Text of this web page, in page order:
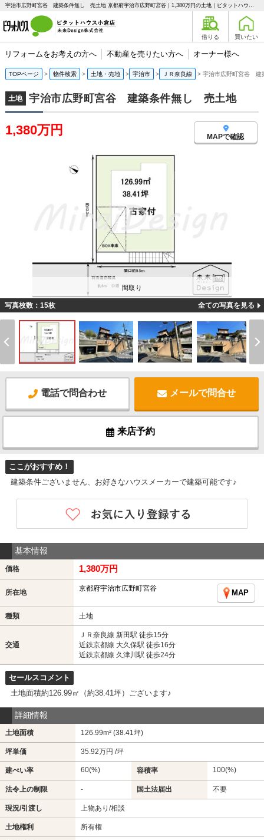
宇治市広野町宮谷 建築条件無し 売土地 京都府宇治市広野町宮谷｜1,380万円の土地｜ピタットハウス小倉店 未来Design株式会社
借りる 買いたい
リフォームをお考えの方へ 不動産を売りたい方へ オーナー様へ
TOPページ 物件検索 土地・売地 宇治市 ＪＲ奈良線 宇治市広野町宮谷 建
土地 宇治市広野町宮谷 建築条件無し 売土地
1,380万円 MAPで確認
間取り
写真枚数：15枚 全ての写真を見る
電話で問合わせ メールで問合せ
来店予約
ここがおすすめ！
建築条件ございません、お好きなハウスメーカーで建築可能です♪
基本情報
価格 1,380万円
所在地 京都府宇治市広野町宮谷
MAP
種類 土地
交通
ＪＲ奈良線 新田駅 徒歩15分
近鉄京都線 大久保駅 徒歩16分
近鉄京都線 久津川駅 徒歩24分
セールスコメント
土地面積約126.99㎡（約38.41坪）ございます♪
詳細情報
土地面積 126.99m² (38.41坪)
坪単価 35.92万円 /坪
建ぺい率 60(%) 容積率 100(%)
法令上の制限 - 国土法届出 不要
現況/引渡し 上物あり/相談
土地権利 所有権